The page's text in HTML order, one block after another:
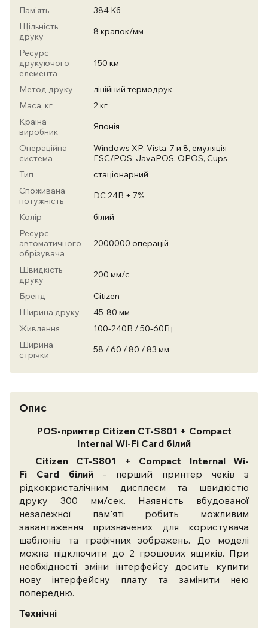
Пам'ять
384 Кб
Щільність
друку
8 крапок/мм
Ресурс
друкуючого
елемента
150 км
Метод друку
лінійний термодрук
Маса, кг
2 кг
Країна
виробник
Японія
Операційна
система
Windows XP, Vista, 7 и 8, емуляція
ESC/POS, JavaPOS, OPOS, Cups
Тип
стаціонарний
Споживана
потужність
DC 24В ± 7%
Колір
білий
Ресурс
автоматичного
обрізувача
2000000 операцій
Швидкість
друку
200 мм/с
Бренд
Citizen
Ширина друку
45-80 мм
Живлення
100-240В / 50-60Гц
Ширина
стрічки
58 / 60 / 80 / 83 мм
Опис
POS-принтер Citizen CT-S801 + Compact
Internal Wi-Fi Card білий
Citizen CT-S801
+ Compact InternalWi-
Fi Card білий - перший принтер чеків з
рідкокристалічним дисплеєм та швидкістю
друку 300 мм/сек. Наявність вбудованої
незалежної пам'яті робить можливим
завантаження призначених для користувача
шаблонів та графічних зображень. До моделі
можна підключити до 2 грошових ящиків. При
необхідності зміни інтерфейсу досить купити
нову інтерфейсну плату та замінити нею
попередню.
Технічні